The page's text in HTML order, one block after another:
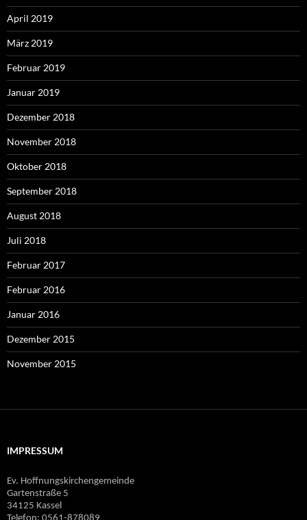
April 2019
März 2019
Februar 2019
Januar 2019
Dezember 2018
November 2018
Oktober 2018
September 2018
August 2018
Juli 2018
Februar 2017
Februar 2016
Januar 2016
Dezember 2015
November 2015
IMPRESSUM
Ev. Hoffnungskirchengemeinde
Gartenstraße 5
34125 Kassel